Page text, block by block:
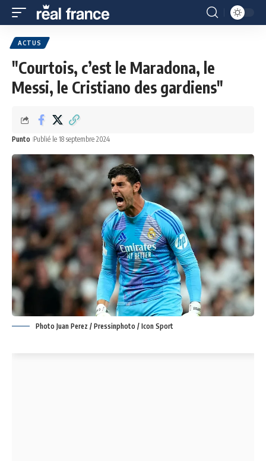
ACTUS
"Courtois, c’est le Maradona, le
Messi, le Cristiano des gardiens"
Punto Publié le 18 septembre 2024
Photo Juan Perez / Pressinphoto / Icon Sport